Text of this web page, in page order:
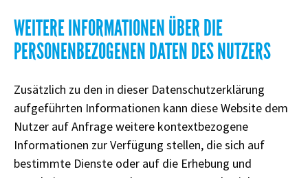
WEITERE INFORMATIONEN ÜBER DIE
PERSONENBEZOGENEN DATEN DES NUTZERS
Zusätzlich zu den in dieser Datenschutzerklärung
aufgeführten Informationen kann diese Website dem
Nutzer auf Anfrage weitere kontextbezogene
Informationen zur Verfügung stellen, die sich auf
bestimmte Dienste oder auf die Erhebung und